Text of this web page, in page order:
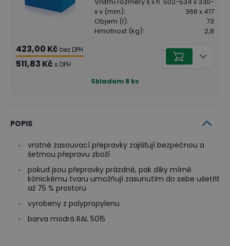
x v (mm):
366 x 417
Objem (l):
73
Hmotnost (kg): 2,8
423,00 Kč bez DPH
511,83 Kč s DPH
Skladem 8 ks
POPIS
vratné zasouvací přepravky zajišťují bezpečnou a
šetrnou přepravu zboží
pokud jsou přepravky prázdné, pak díky mírně
kónickému tvaru umožňují zasunutím do sebe ušetřit
až 75 % prostoru
vyrobeny z polypropylenu
barva modrá RAL 5015